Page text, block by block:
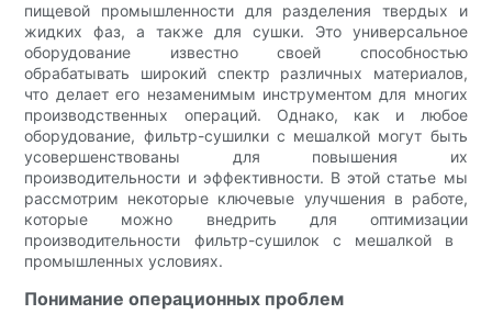
пищевой промышленности для разделения твердых и
жидких фаз, а также для сушки. Это универсальное
оборудование известно своей способностью
обрабатывать широкий спектр различных материалов,
что делает его незаменимым инструментом для многих
производственных операций. Однако, как и любое
оборудование, фильтр-сушилки с мешалкой могут быть
усовершенствованы для повышения их
производительности и эффективности. В этой статье мы
рассмотрим некоторые ключевые улучшения в работе,
которые можно внедрить для оптимизации
производительности фильтр-сушилок с мешалкой в ​​
промышленных условиях.
Понимание операционных проблем